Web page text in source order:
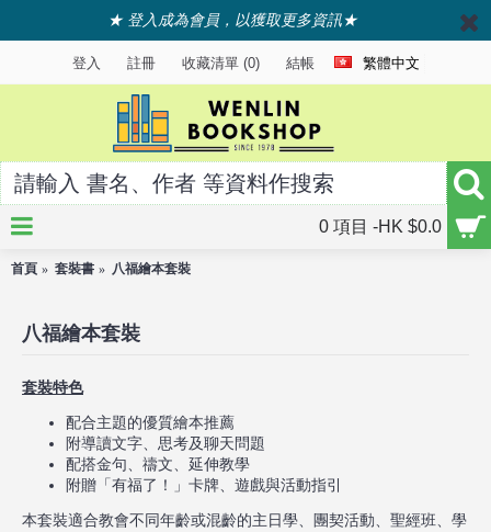
★ 登入成為會員，以獲取更多資訊★
登入 註冊 收藏清單 (0) 結帳 繁體中文
0 項目 -HK $0.0
首頁 套裝書 八福繪本套裝
八福繪本套裝
套裝特色
配合主題的優質繪本推薦
附導讀文字、思考及聊天問題
配搭金句、禱文、延伸教學
附贈「有福了！」卡牌、遊戲與活動指引
本套裝適合教會不同年齡或混齡的主日學、團契活動、聖經班、學